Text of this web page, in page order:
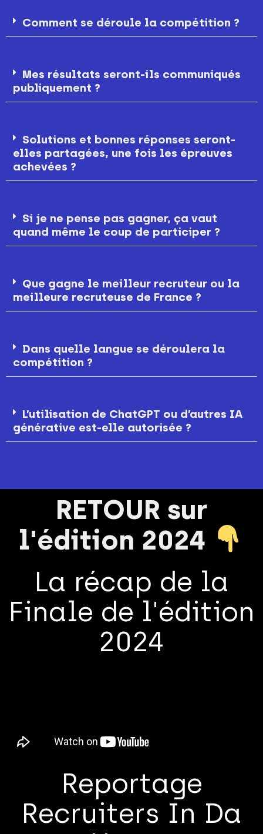
Comment se déroule la compétition ?
Mes résultats seront-ils communiqués
publiquement ?
Solutions et bonnes réponses seront-
elles partagées, une fois les épreuves
achevées ?
Si je ne pense pas gagner, ça vaut
quand même le coup de participer ?
Que gagne le meilleur recruteur ou la
meilleure recruteuse de France ?
Dans quelle langue se déroulera la
compétition ?
L’utilisation de ChatGPT ou d’autres IA
générative est-elle autorisée ?
RETOUR sur
l'édition 2024
La récap de la
Finale de l'édition
2024
Reportage
Recruiters In Da